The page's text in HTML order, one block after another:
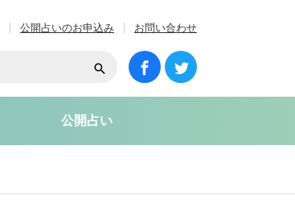
公開占いのお申込み お問い合わせ
公開占い